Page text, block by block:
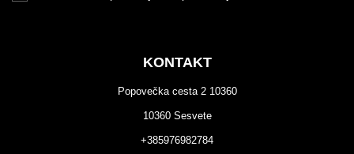
KONTAKT
Popovečka cesta 2 10360
10360 Sesvete
+385976982784